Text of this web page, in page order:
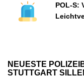
POL-S:
NEUESTE
STUTTGART